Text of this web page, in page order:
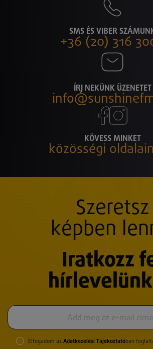
SMS ÉS VIBER
+36 (20) 316
ÍRJ NEKÜNK ÜZENETET
KÖVESS MINKET
közösségi
Szeretsz
képben
Iratkozz
Elfogadom az Adatkezelési Tájékoztatóban